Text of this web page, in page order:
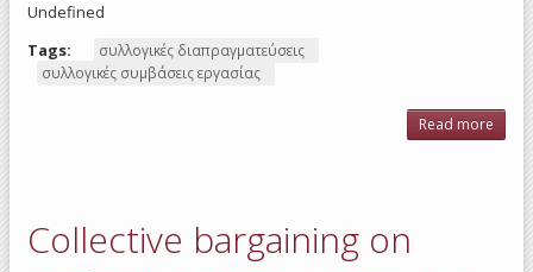
Undefined
Tags:
συλλογικές διαπραγματεύσεις
συλλογικές συμβάσεις εργασίας
Read more
Collective bargaining on